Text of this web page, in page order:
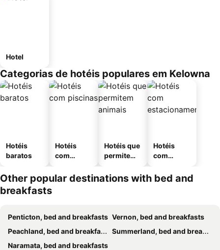
Hotel
Categorias de hotéis populares em Kelowna
Hotéis
baratos
Hotéis
com
Hotéis que
permitem
Hotéis
com
mento
Other popular destinations with bed and
breakfasts
Penticton, bed and breakfasts Vernon, bed and breakfasts
Peachland, bed and breakfasts
Summerland, bed and breakfasts
Naramata, bed and breakfasts